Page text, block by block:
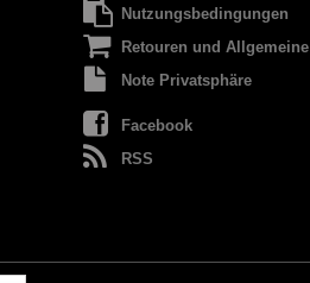
Nutzungsbedingungen
Retouren und Allgemeine
Note Privatsphäre
Facebook
RSS